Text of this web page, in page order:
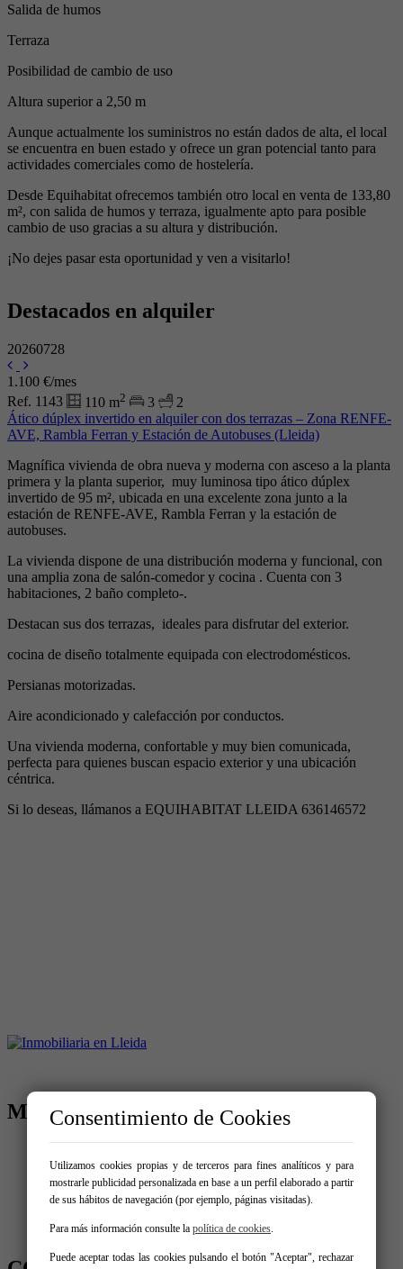
Salida de humos
Terraza
Posibilidad de cambio de uso
Altura superior a 2,50 m
Aunque actualmente los suministros no están dados de alta, el local
se encuentra en buen estado y ofrece un gran potencial tanto para
actividades comerciales como de hostelería.
Desde Equihabitat ofrecemos también otro local en venta de 133,80
m², con salida de humos y terraza, igualmente apto para posible
cambio de uso gracias a su altura y distribución.
¡No dejes pasar esta oportunidad y ven a visitarlo!
Destacados en alquiler
20260728
1.100 €/mes
Ref. 1143
110 m2 3
2
Ático dúplex invertido en alquiler con dos terrazas – Zona RENFE-
AVE, Rambla Ferran y Estación de Autobuses (Lleida)
Magnífica vivienda de obra nueva y moderna con asceso a la planta
primera y la planta superior, muy luminosa tipo ático dúplex
invertido de 95 m², ubicada en una excelente zona junto a la
estación de RENFE-AVE, Rambla Ferran y la estación de
autobuses.
La vivienda dispone de una distribución moderna y funcional, con
una amplia zona de salón-comedor y cocina . Cuenta con 3
habitaciones, 2 baño completo-.
Destacan sus dos terrazas, ideales para disfrutar del exterior.
cocina de diseño totalmente equipada con electrodomésticos.
Persianas motorizadas.
Aire acondicionado y calefacción por conductos.
Una vivienda moderna, confortable y muy bien comunicada,
perfecta para quienes buscan espacio exterior y una ubicación
céntrica.
Si lo deseas, llámanos a EQUIHABITAT LLEIDA 636146572
MENÚ
Comprar
Alquilar
Vende tu inmueble
Contacto
Consentimiento de Cookies
Utilizamos cookies propias y de terceros para fines analíticos y para
mostrarle publicidad personalizada en base a un perfil elaborado a partir
de sus hábitos de navegación (por ejemplo, páginas visitadas).
Para más información consulte la política de cookies.
Puede aceptar todas las cookies pulsando el botón "Aceptar", rechazar